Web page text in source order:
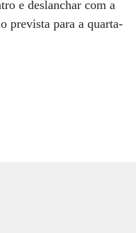
e deslanchar com a
prevista para a quarta-